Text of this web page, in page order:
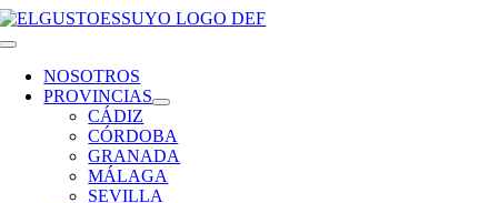
Saltar
al
Toggle
NavigationNOSOTROS
PROVINCIAS
CÁDIZ
CÓRDOBA
GRANADA
MÁLAGA
SEVILLA